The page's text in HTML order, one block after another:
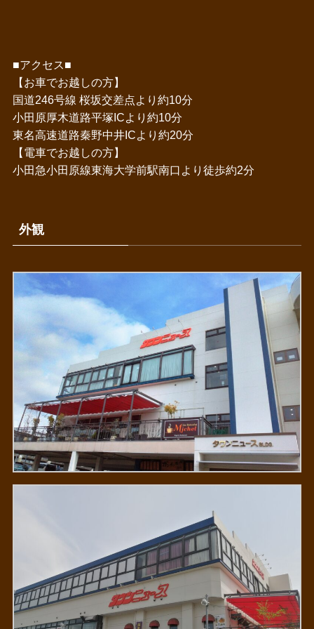
■アクセス■
【お車でお越しの方】
国道246号線 桜坂交差点より約10分
小田原厚木道路平塚ICより約10分
東名高速道路秦野中井ICより約20分
【電車でお越しの方】
小田急小田原線東海大学前駅南口より徒歩約2分
外観